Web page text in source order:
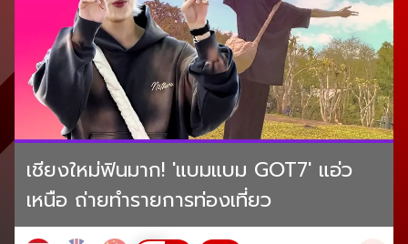
เชียงใหม่ฟินมาก! 'แบมแบม GOT7' แอ่ว
เหนือ ถ่ายทำรายการท่องเที่ยว